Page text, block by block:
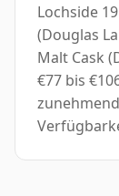
Lochside
(Douglas
Malt Cask
€77 bis